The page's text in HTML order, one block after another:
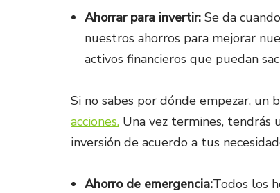
Ahorrar para invertir: Se da
nuestros ahorros para mejorar
activos financieros que puedan
Si no sabes por dónde empezar, un
acciones. Una vez termines,
inversión de acuerdo a tus
Ahorro de emergencia:Todos los